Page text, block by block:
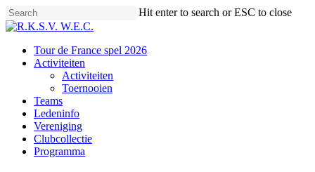
Skip
to
content
Hit enter to search or ESC to close
Close
Menu
Tour de France spel 2026
Activiteiten
Activiteiten
Toernooien
Teams
Ledeninfo
Vereniging
Clubcollectie
Programma